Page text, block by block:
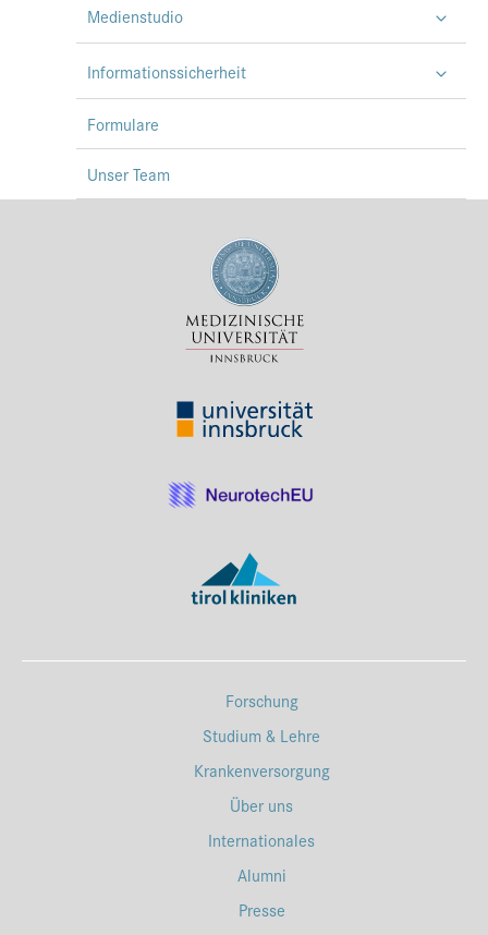
Medienstudio
Informationssicherheit
Formulare
Unser Team
Forschung
Studium & Lehre
Krankenversorgung
Über uns
Internationales
Alumni
Presse